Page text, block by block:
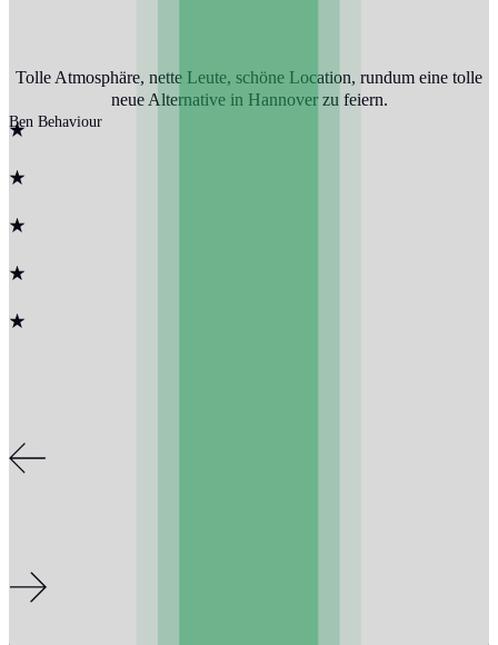
Tolle Atmosphäre, nette Leute, schöne Location, rundum eine tolle
neue Alternative in Hannover zu feiern.
Ben Behaviour